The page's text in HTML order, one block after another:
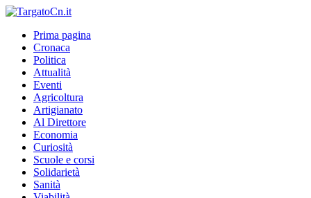
Prima pagina
Cronaca
Politica
Attualità
Eventi
Agricoltura
Artigianato
Al Direttore
Economia
Curiosità
Scuole e corsi
Solidarietà
Sanità